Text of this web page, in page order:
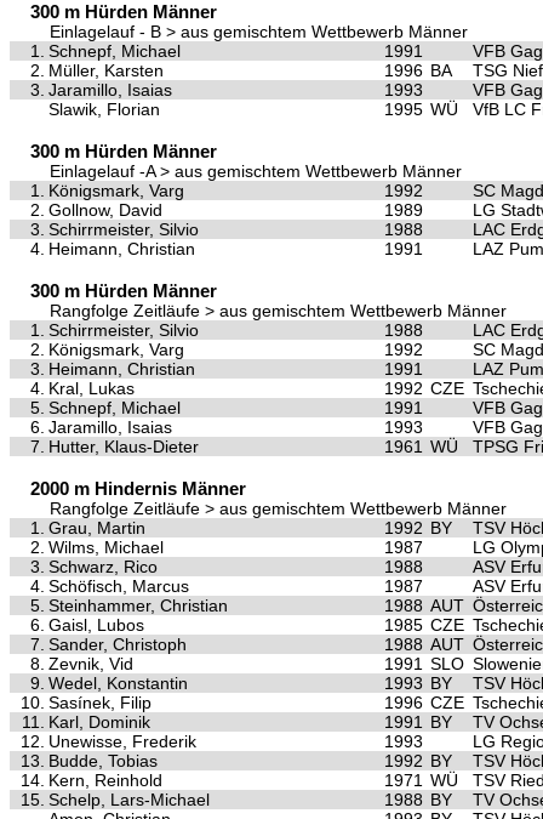
300 m Hürden Männer
Einlagelauf - B > aus gemischtem Wettbewerb Männer
1.
Schnepf, Michael 1991
VFB
2. Müller, Karsten 1996 BA
TSG
3. Jaramillo, Isaias 1993
VFB
Slawik, Florian
1995 WÜ VfB LC
300 m Hürden Männer
Einlagelauf -A > aus gemischtem Wettbewerb Männer
1.
Königsmark, Varg 1992
SC
2. Gollnow, David 1989
LG
3. Schirrmeister, Silvio 1988
LAC
4. Heimann, Christian 1991 LAZ
300 m Hürden Männer
Rangfolge Zeitläufe > aus gemischtem Wettbewerb Männer
1.
Schirrmeister, Silvio 1988
LAC
2. Königsmark, Varg 1992
SC
3. Heimann, Christian 1991
LAZ
4. Kral, Lukas 1992 CZE
5. Schnepf, Michael 1991
VFB
6. Jaramillo, Isaias 1993
VFB
7. Hutter, Klaus-Dieter 1961 WÜ TPSG
2000 m Hindernis Männer
Rangfolge Zeitläufe > aus gemischtem Wettbewerb Männer
1.
Grau, Martin 1992 BY
TSV
2. Wilms, Michael 1987
LG
3. Schwarz, Rico 1988
ASV
4. Schöfisch, Marcus 1987
ASV
5. Steinhammer, Christian 1988 AUT
6. Gaisl, Lubos 1985 CZE
7. Sander, Christoph 1988 AUT
8. Zevnik, Vid 1991 SLO
9. Wedel, Konstantin 1993 BY
TSV
10. Sasínek, Filip 1996 CZE
11.
Karl, Dominik 1991 BY
TV
12. Unewisse, Frederik 1993
LG
13. Budde, Tobias 1992 BY
TSV
14. Kern, Reinhold 1971 WÜ
TSV
15. Schelp, Lars-Michael 1988 BY
TV